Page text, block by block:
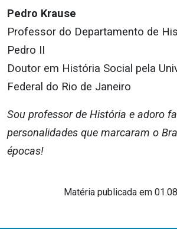
Pedro Krause
Professor do Departamento de
Pedro II
Doutor em História Social pela
Federal do Rio de Janeiro
Sou professor de História e adoro
personalidades que marcaram o
épocas!
Matéria publicada em